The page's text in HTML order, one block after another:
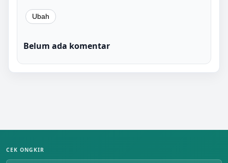
Belum ada komentar
CEK ONGKIR